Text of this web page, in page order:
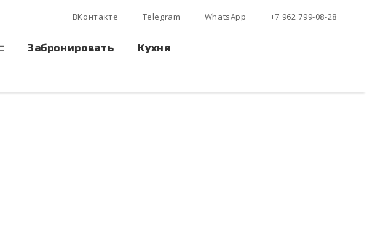
ВКонтакте Telegram WhatsApp +7 962 799-08-28
Забронировать Кухня